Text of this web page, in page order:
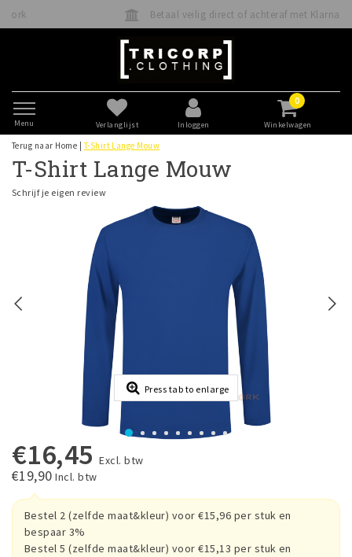
Betaal veilig direct of achteraf met Klarna
Menu Verlanglijst Inloggen
0
Winkelwagen
Terug naar Home |T-Shirt Lange Mouw
T-Shirt Lange Mouw
Schrijf je eigen review
Press tab to enlarge
€16,45 Excl. btw
€19,90 Incl. btw
Bestel 2 (zelfde maat&kleur) voor €15,96 per stuk en
bespaar 3%
Bestel 5 (zelfde maat&kleur) voor €15,13 per stuk en